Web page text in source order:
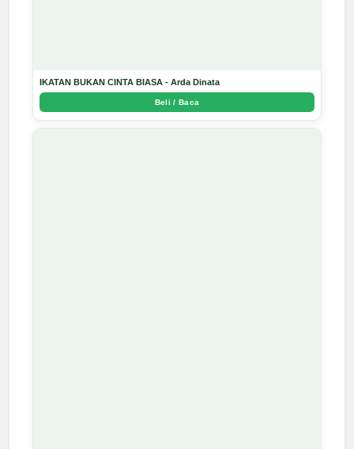
IKATAN BUKAN CINTA BIASA - Arda Dinata
Beli / Baca